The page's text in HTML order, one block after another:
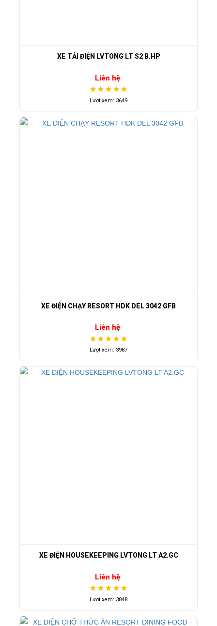
XE TẢI ĐIỆN LVTONG LT S2 B.HP
Liên hệ
Lượt xem: 3649
XE ĐIỆN CHẠY RESORT HDK DEL 3042 GFB
Liên hệ
Lượt xem: 3987
XE ĐIỆN HOUSEKEEPING LVTONG LT A2.GC
Liên hệ
Lượt xem: 3848